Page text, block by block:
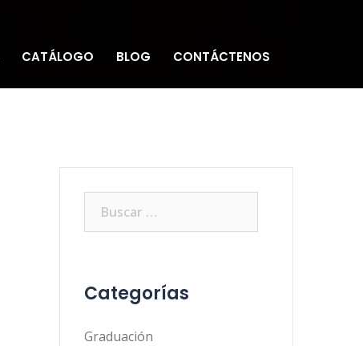
CATÁLOGO BLOG CONTÁCTENOS
Categorías
Graduación